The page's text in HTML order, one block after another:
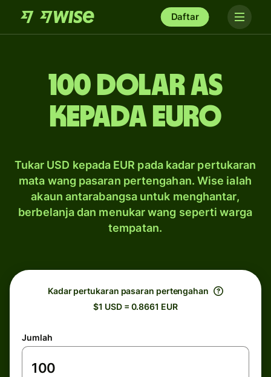
Daftar
100 dolar AS
kepada Euro
Tukar USD kepada EUR pada kadar pertukaran
mata wang pasaran pertengahan. Wise ialah
akaun antarabangsa untuk menghantar,
berbelanja dan menukar wang seperti warga
tempatan.
Kadar pertukaran pasaran pertengahan
$1 USD = 0.8661 EUR
Jumlah